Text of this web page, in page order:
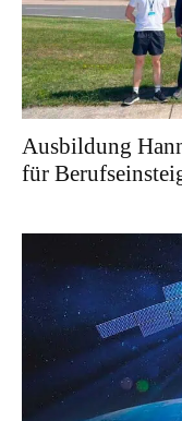
Ausbildung
für